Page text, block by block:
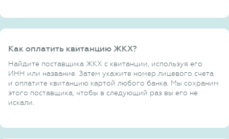
Как оплатить квитанцию ЖКХ?
Найдите поставщика ЖКХ с квитанции, используя его
ИНН или название. Затем укажите номер лицевого счета
и оплатите квитанцию картой любого банка. Мы сохраним
этого поставщика, чтобы в следующий раз вы его не
искали.